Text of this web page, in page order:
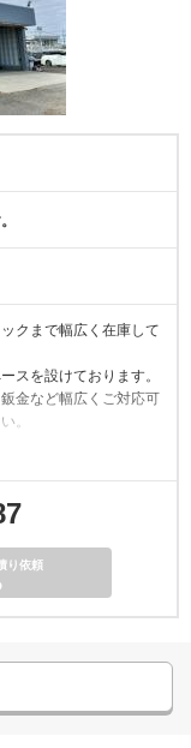
クまで幅広く在庫して
スを設けております。
金など幅広くご対応可
。
り依頼